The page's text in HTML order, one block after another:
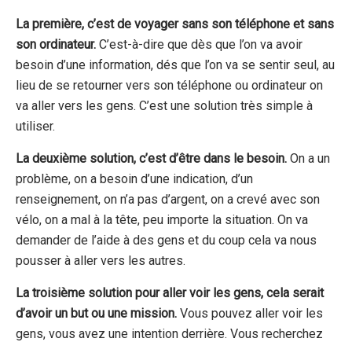
La première, c’est de voyager sans son téléphone et sans
son ordinateur. C’est-à-dire que dès que l’on va avoir
besoin d’une information, dés que l’on va se sentir seul, au
lieu de se retourner vers son téléphone ou ordinateur on
va aller vers les gens. C’est une solution très simple à
utiliser.
La deuxième solution, c’est d’être dans le besoin. On a un
problème, on a besoin d’une indication, d’un
renseignement, on n’a pas d’argent, on a crevé avec son
vélo, on a mal à la tête, peu importe la situation. On va
demander de l’aide à des gens et du coup cela va nous
pousser à aller vers les autres.
La troisième solution pour aller voir les gens, cela serait
d’avoir un but ou une mission. Vous pouvez aller voir les
gens, vous avez une intention derrière. Vous recherchez